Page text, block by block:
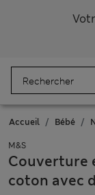
Accueil Bébé
M&S
Couverture
coton avec